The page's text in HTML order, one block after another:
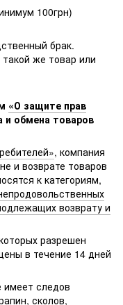
100грн)
брак.
же товар или
«О защите прав
и обмена товаров
, компания
и возврате товаров
к категориям,
возврату и
разрешен
в течение 14 дней
имеет следов
сколов,